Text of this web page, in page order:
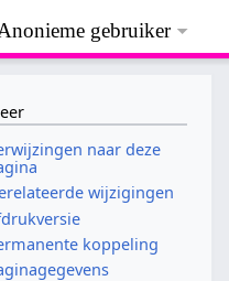
gebruiker
naar deze
wijzigingen
koppeling